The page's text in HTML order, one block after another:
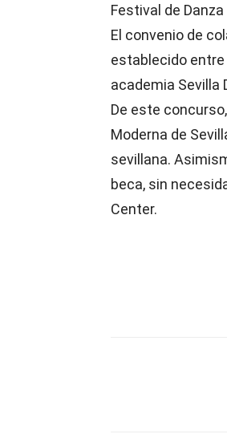
Festival de
El convenio de
establecido
academia Sevilla
De este
Moderna de
sevillana.
beca, sin
Center.